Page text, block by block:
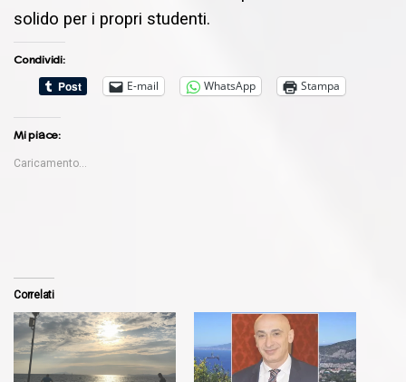
solido per i propri studenti.
Condividi:
E-mail
WhatsApp Stampa
Mi piace:
Caricamento...
Correlati